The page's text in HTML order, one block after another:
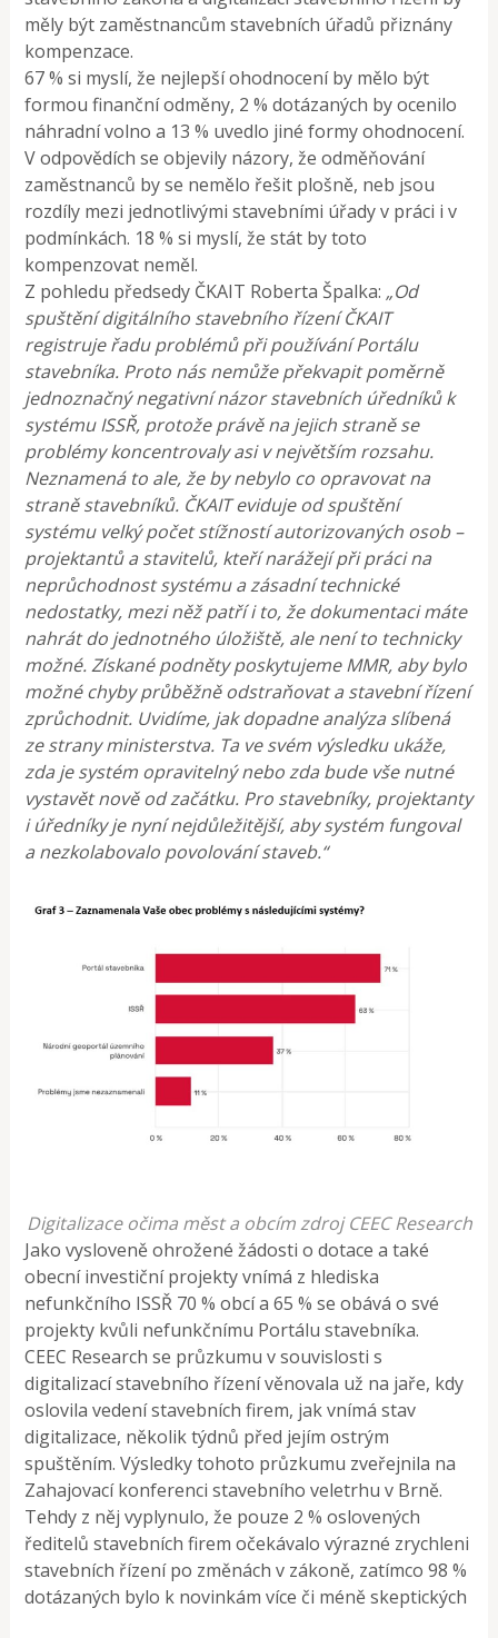
měly být zaměstnancům stavebních úřadů přiznány
kompenzace.
67 % si myslí, že nejlepší ohodnocení by mělo být
formou finanční odměny, 2 % dotázaných by ocenilo
náhradní volno a 13 % uvedlo jiné formy ohodnocení.
V odpovědích se objevily názory, že odměňování
zaměstnanců by se nemělo řešit plošně, neb jsou
rozdíly mezi jednotlivými stavebními úřady v práci i v
podmínkách. 18 % si myslí, že stát by toto
kompenzovat neměl.
Z pohledu předsedy ČKAIT Roberta Špalka: „Od
spuštění digitálního stavebního řízení ČKAIT
registruje řadu problémů při používání Portálu
stavebníka. Proto nás nemůže překvapit poměrně
jednoznačný negativní názor stavebních úředníků k
systému ISSŘ, protože právě na jejich straně se
problémy koncentrovaly asi v největším rozsahu.
Neznamená to ale, že by nebylo co opravovat na
straně stavebníků. ČKAIT eviduje od spuštění
systému velký počet stížností autorizovaných osob –
projektantů a stavitelů, kteří narážejí při práci na
neprůchodnost systému a zásadní technické
nedostatky, mezi něž patří i to, že dokumentaci máte
nahrát do jednotného úložiště, ale není to technicky
možné. Získané podněty poskytujeme MMR, aby bylo
možné chyby průběžně odstraňovat a stavební řízení
zprůchodnit. Uvidíme, jak dopadne analýza slíbená
ze strany ministerstva. Ta ve svém výsledku ukáže,
zda je systém opravitelný nebo zda bude vše nutné
vystavět nově od začátku. Pro stavebníky, projektanty
i úředníky je nyní nejdůležitější, aby systém fungoval
a nezkolabovalo povolování staveb.“
Digitalizace očima měst a obcím zdroj CEEC Research
Jako vysloveně ohrožené žádosti o dotace a také
obecní investiční projekty vnímá z hlediska
nefunkčního ISSŘ 70 % obcí a 65 % se obává o své
projekty kvůli nefunkčnímu Portálu stavebníka.
CEEC Research se průzkumu v souvislosti s
digitalizací stavebního řízení věnovala už na jaře, kdy
oslovila vedení stavebních firem, jak vnímá stav
digitalizace, několik týdnů před jejím ostrým
spuštěním. Výsledky tohoto průzkumu zveřejnila na
Zahajovací konferenci stavebního veletrhu v Brně.
Tehdy z něj vyplynulo, že pouze 2 % oslovených
ředitelů stavebních firem očekávalo výrazné zrychleni
stavebních řízení po změnách v zákoně, zatímco 98 %
dotázaných bylo k novinkám více či méně skeptických